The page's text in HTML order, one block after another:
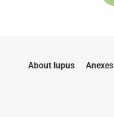
About lupus Anexes